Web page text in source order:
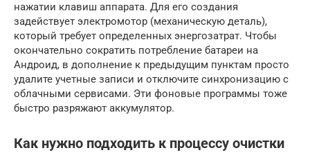
нажатии клавиш аппарата. Для его создания
задействует электромотор (механическую деталь),
который требует определенных энергозатрат. Чтобы
окончательно сократить потребление батареи на
Андроид, в дополнение к предыдущим пунктам просто
удалите учетные записи и отключите синхронизацию с
облачными сервисами. Эти фоновые программы тоже
быстро разряжают аккумулятор.
Как нужно подходить к процессу очистки